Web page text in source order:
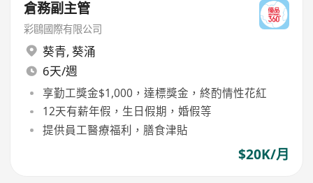
倉務副主管
彩鷗國際有限公司
葵青, 葵涌
6天/週
享勤工獎金$1,000，達標獎金，終酌情性花紅
12天有薪年假，生日假期，婚假等
提供員工醫療福利，膳食津貼
$20K/月